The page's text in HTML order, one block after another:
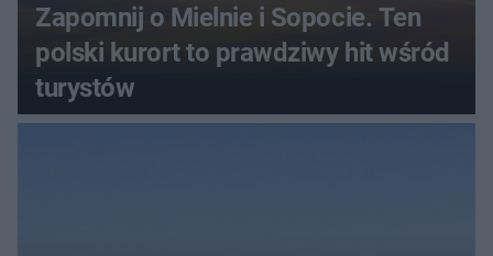
Zapomnij o Mielnie i Sopocie. Ten
polski kurort to prawdziwy hit wśród
turystów